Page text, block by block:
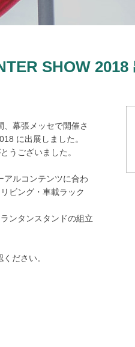
SHOW 2018
幕張メッセで開催さ
に出展しました。
うございました。
アルコンテンツに合わ
ビング・車載ラック
ンタンスタンドの組立
ださい。